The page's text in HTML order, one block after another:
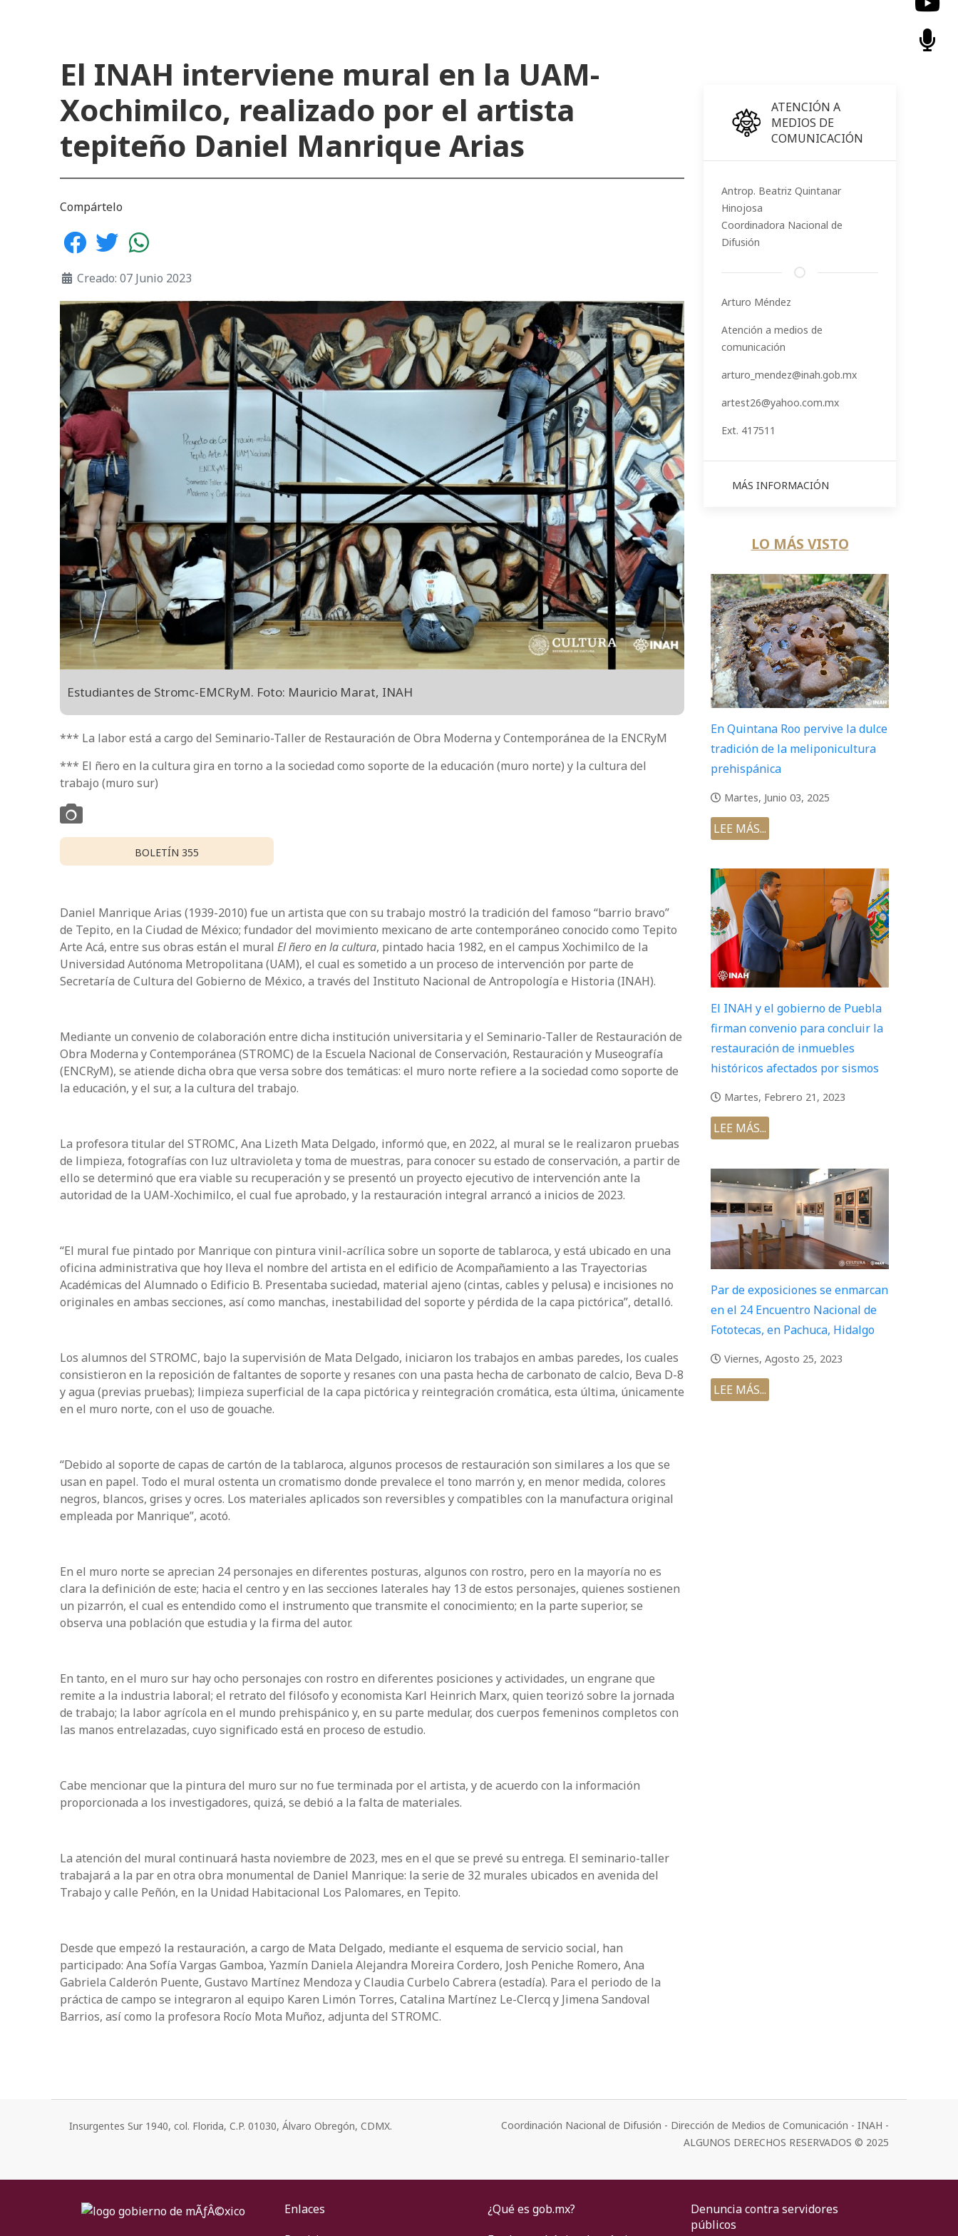
El INAH interviene mural en la UAM-
Xochimilco, realizado por el artista
tepiteño Daniel Manrique Arias
Compártelo
Creado: 07 Junio 2023
Estudiantes de Stromc-EMCRyM. Foto: Mauricio Marat, INAH
*** La labor está a cargo del Seminario-Taller de Restauración de Obra Moderna y Contemporánea de la ENCRyM
*** El ñero en la cultura gira en torno a la sociedad como soporte de la educación (muro norte) y la cultura del
trabajo (muro sur)
BOLETÍN 355
Daniel Manrique Arias (1939-2010) fue un artista que con su trabajo mostró la tradición del famoso “barrio bravo”
de Tepito, en la Ciudad de México; fundador del movimiento mexicano de arte contemporáneo conocido como Tepito
Arte Acá, entre sus obras están el mural El ñero en la cultura, pintado hacia 1982, en el campus Xochimilco de la
Universidad Autónoma Metropolitana (UAM), el cual es sometido a un proceso de intervención por parte de
Secretaría de Cultura del Gobierno de México, a través del Instituto Nacional de Antropología e Historia (INAH).
Mediante un convenio de colaboración entre dicha institución universitaria y el Seminario-Taller de Restauración de
Obra Moderna y Contemporánea (STROMC) de la Escuela Nacional de Conservación, Restauración y Museografía
(ENCRyM), se atiende dicha obra que versa sobre dos temáticas: el muro norte refiere a la sociedad como soporte de
la educación, y el sur, a la cultura del trabajo.
La profesora titular del STROMC, Ana Lizeth Mata Delgado, informó que, en 2022, al mural se le realizaron pruebas
de limpieza, fotografías con luz ultravioleta y toma de muestras, para conocer su estado de conservación, a partir de
ello se determinó que era viable su recuperación y se presentó un proyecto ejecutivo de intervención ante la
autoridad de la UAM-Xochimilco, el cual fue aprobado, y la restauración integral arrancó a inicios de 2023.
“El mural fue pintado por Manrique con pintura vinil-acrílica sobre un soporte de tablaroca, y está ubicado en una
oficina administrativa que hoy lleva el nombre del artista en el edificio de Acompañamiento a las Trayectorias
Académicas del Alumnado o Edificio B. Presentaba suciedad, material ajeno (cintas, cables y pelusa) e incisiones no
originales en ambas secciones, así como manchas, inestabilidad del soporte y pérdida de la capa pictórica”, detalló.
Los alumnos del STROMC, bajo la supervisión de Mata Delgado, iniciaron los trabajos en ambas paredes, los cuales
consistieron en la reposición de faltantes de soporte y resanes con una pasta hecha de carbonato de calcio, Beva D-8
y agua (previas pruebas); limpieza superficial de la capa pictórica y reintegración cromática, esta última, únicamente
en el muro norte, con el uso de gouache.
“Debido al soporte de capas de cartón de la tablaroca, algunos procesos de restauración son similares a los que se
usan en papel. Todo el mural ostenta un cromatismo donde prevalece el tono marrón y, en menor medida, colores
negros, blancos, grises y ocres. Los materiales aplicados son reversibles y compatibles con la manufactura original
empleada por Manrique”, acotó.
En el muro norte se aprecian 24 personajes en diferentes posturas, algunos con rostro, pero en la mayoría no es
clara la definición de este; hacia el centro y en las secciones laterales hay 13 de estos personajes, quienes sostienen
un pizarrón, el cual es entendido como el instrumento que transmite el conocimiento; en la parte superior, se
observa una población que estudia y la firma del autor.
En tanto, en el muro sur hay ocho personajes con rostro en diferentes posiciones y actividades, un engrane que
remite a la industria laboral; el retrato del filósofo y economista Karl Heinrich Marx, quien teorizó sobre la jornada
de trabajo; la labor agrícola en el mundo prehispánico y, en su parte medular, dos cuerpos femeninos completos con
las manos entrelazadas, cuyo significado está en proceso de estudio.
Cabe mencionar que la pintura del muro sur no fue terminada por el artista, y de acuerdo con la información
proporcionada a los investigadores, quizá, se debió a la falta de materiales.
La atención del mural continuará hasta noviembre de 2023, mes en el que se prevé su entrega. El seminario-taller
trabajará a la par en otra obra monumental de Daniel Manrique: la serie de 32 murales ubicados en avenida del
Trabajo y calle Peñón, en la Unidad Habitacional Los Palomares, en Tepito.
Desde que empezó la restauración, a cargo de Mata Delgado, mediante el esquema de servicio social, han
participado: Ana Sofía Vargas Gamboa, Yazmín Daniela Alejandra Moreira Cordero, Josh Peniche Romero, Ana
Gabriela Calderón Puente, Gustavo Martínez Mendoza y Claudia Curbelo Cabrera (estadía). Para el periodo de la
práctica de campo se integraron al equipo Karen Limón Torres, Catalina Martínez Le-Clercq y Jimena Sandoval
Barrios, así como la profesora Rocío Mota Muñoz, adjunta del STROMC.
ATENCIÓN A
MEDIOS DE
COMUNICACIÓN
Antrop. Beatriz Quintanar
Hinojosa
Coordinadora Nacional de
Difusión
Arturo Méndez
Atención a medios de
comunicación
arturo_mendez@inah.gob.mx
artest26@yahoo.com.mx
Ext. 417511
MÁS INFORMACIÓN
LO MÁS VISTO
En Quintana Roo pervive la dulce
tradición de la meliponicultura
prehispánica
Martes, Junio 03, 2025
LEE MÁS...
El INAH y el gobierno de Puebla
firman convenio para concluir la
restauración de inmuebles
históricos afectados por sismos
Martes, Febrero 21, 2023
LEE MÁS...
Par de exposiciones se enmarcan
en el 24 Encuentro Nacional de
Fototecas, en Pachuca, Hidalgo
Viernes, Agosto 25, 2023
LEE MÁS...
Insurgentes Sur 1940, col. Florida, C.P. 01030, Álvaro Obregón, CDMX.
Coordinación Nacional de Difusión - Dirección de Medios de Comunicación - INAH -
ALGUNOS DERECHOS RESERVADOS © 2025
Enlaces
¿Qué es gob.mx?
Denuncia contra servidores
públicos